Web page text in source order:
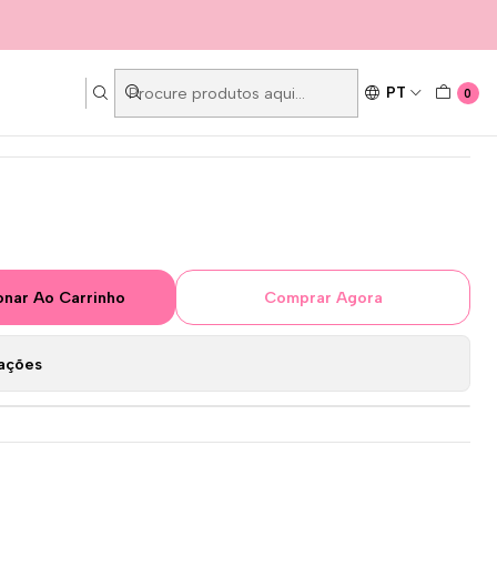
PT 0
Ao Carrinho Comprar Agora